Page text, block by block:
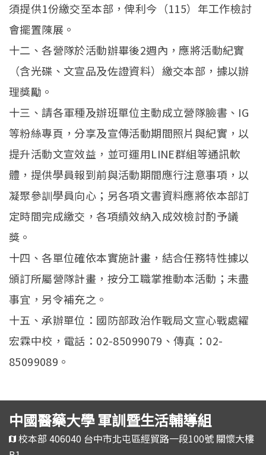
須提供1份繳交至本部，俾利今（115）年工作檢討
會擺置陳展。
十二、各營隊於活動辦畢後2週內，應將活動紀實
（含光碟、文宣品及佐證資料）繳交本部，據以辦
理獎勵。
十三、請各軍種及辦班單位主動成立營隊臉書、IG
等粉絲專頁，分享及宣傳活動期間照片與紀實，以
提升活動文宣效益，並可運用LINE群組等通訊軟
體，提供學員報到前與活動期間應行注意事項，以
凝聚參訓學員向心；另各項文書資料應將依本部訂
定時間完成繳交，各項績效納入成效檢討酌予議
獎。
十四、各單位確依本實施計畫，結合任務特性據以
頒訂所屬營隊計畫，按分工職掌推動本活動；未盡
事宜，另令補充之。
十五、承辦單位：國防部政治作戰局文宣心戰處糴
宏霖中校，電話：02-85099079、傳真：02-
85099089。
中國醫藥大學 軍訓暨生活輔導組
校本部 406040 台中市北屯區經貿路一段100號 關懷大樓